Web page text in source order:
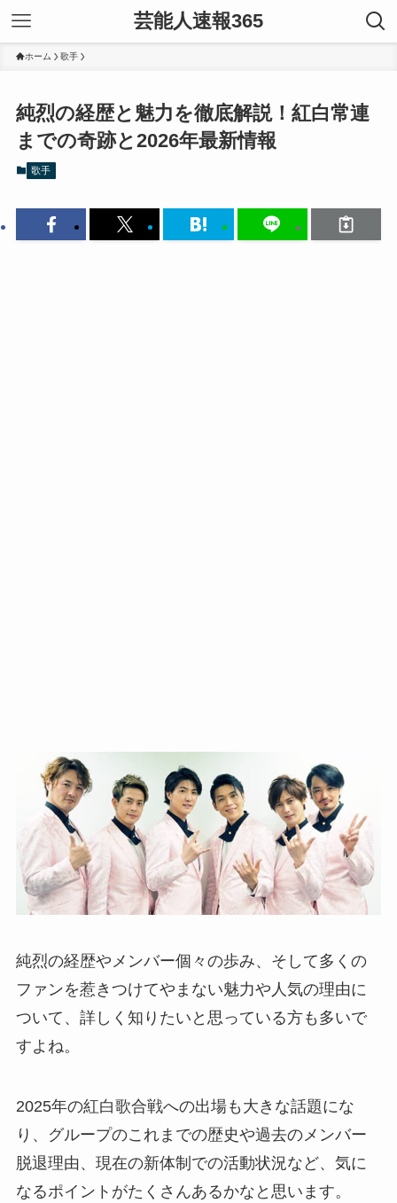
芸能人速報365
ホーム 歌手
純烈の経歴と魅力を徹底解説！紅白常連
までの奇跡と2026年最新情報
歌手
純烈の経歴やメンバー個々の歩み、そして多くの
ファンを惹きつけてやまない魅力や人気の理由に
ついて、詳しく知りたいと思っている方も多いで
すよね。
2025年の紅白歌合戦への出場も大きな話題にな
り、グループのこれまでの歴史や過去のメンバー
脱退理由、現在の新体制での活動状況など、気に
なるポイントがたくさんあるかなと思います。